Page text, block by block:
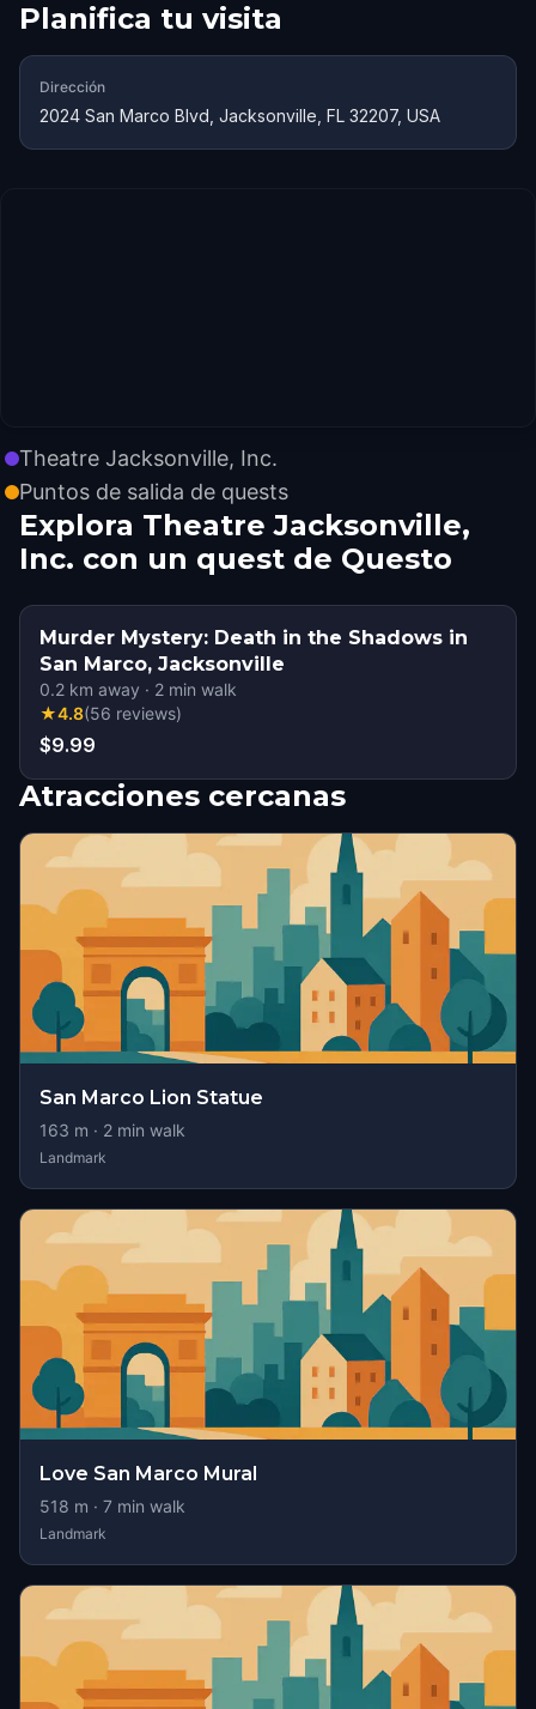
Planifica tu visita
Dirección
2024 San Marco Blvd, Jacksonville, FL 32207, USA
Theatre Jacksonville, Inc.
Puntos de salida de quests
Explora Theatre Jacksonville,
Inc. con un quest de Questo
Murder Mystery: Death in the Shadows in
San Marco, Jacksonville
0.2 km away · 2 min walk
★4.8(56 reviews)
$9.99
Atracciones cercanas
San Marco Lion Statue
163 m · 2 min walk
Landmark
Love San Marco Mural
518 m · 7 min walk
Landmark